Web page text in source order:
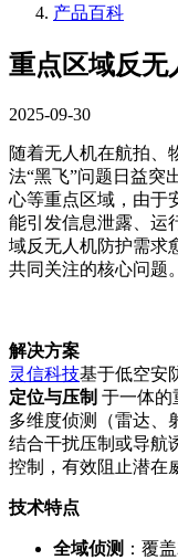
产品百科
重点区域反无
2025-09-30
随着无人机在航拍、
法“黑飞”问题日益突
心等重点区域，由于
能引发信息泄露、运
域反无人机防护需求
共同关注的核心问题。
解决方案
灵信科技基于低空安
定位与压制 于一体的
多维度侦测（雷达、
结合干扰压制或导航
控制，有效阻止潜在
技术特点
全域侦测 ：覆